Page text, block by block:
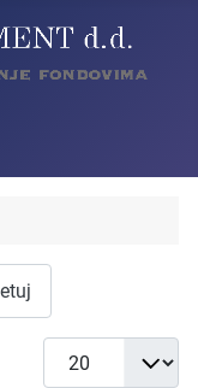
Prikaži broj